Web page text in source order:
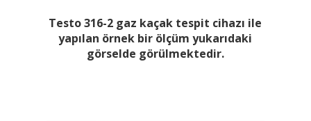
Testo 316-2 gaz kaçak tespit cihazı ile
yapılan örnek bir ölçüm yukarıdaki
görselde görülmektedir.